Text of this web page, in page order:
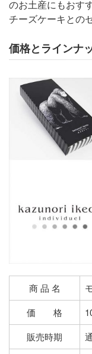
のお土産にもおす
チーズケーキとの
価格とラインナ
商 品 名
価 格
販売時期